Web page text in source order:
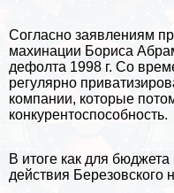
Согласно заявлениям
махинации Бориса
дефолта 1998 г. Со
регулярно
компании, которые
конкурентоспособность.
В итоге как для бюджета
действия Березовского